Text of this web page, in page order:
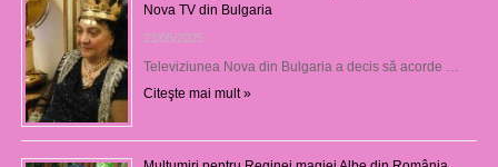
Nova TV din Bulgaria
23/05/2025
Televiziunea Nova din Bulgaria a decis să acorde …
Citeşte mai mult »